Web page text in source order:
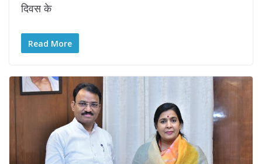
दिवस के
Read More